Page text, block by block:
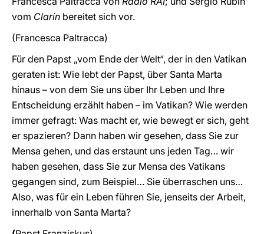
vom Clarín bereitet sich vor.
(Francesca Paltracca)
Für den Papst „vom Ende der Welt“, der in den Vatikan
geraten ist: Wie lebt der Papst, über Santa Marta
hinaus – von dem Sie uns über Ihr Leben und Ihre
Entscheidung erzählt haben – im Vatikan? Wie werden
immer gefragt: Was macht er, wie bewegt er sich, geht
er spazieren? Dann haben wir gesehen, dass Sie zur
Mensa gehen, und das erstaunt uns jeden Tag… wir
haben gesehen, dass Sie zur Mensa des Vatikans
gegangen sind, zum Beispiel… Sie überraschen uns…
Also, was für ein Leben führen Sie, jenseits der Arbeit,
innerhalb von Santa Marta?